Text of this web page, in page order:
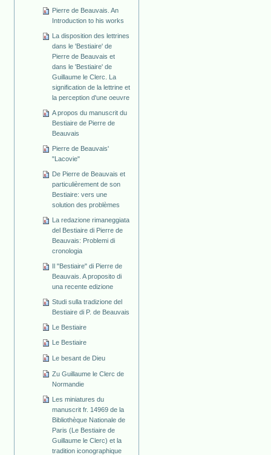
Pierre de Beauvais. An
Introduction to his works
La disposition des lettrines
dans le 'Bestiaire' de
Pierre de Beauvais et
dans le 'Bestiaire' de
Guillaume le Clerc. La
signification de la lettrine et
la perception d'une oeuvre
A propos du manuscrit du
Bestiaire de Pierre de
Beauvais
Pierre de Beauvais'
"Lacovie"
De Pierre de Beauvais et
particulièrement de son
Bestiaire: vers une
solution des problèmes
La redazione rimaneggiata
del Bestiaire di Pierre de
Beauvais: Problemi di
cronologia
Il "Bestiaire" di Pierre de
Beauvais. A proposito di
una recente edizione
Studi sulla tradizione del
Bestiaire di P. de Beauvais
Le Bestiaire
Le Bestiaire
Le besant de Dieu
Zu Guillaume le Clerc de
Normandie
Les miniatures du
manuscrit fr. 14969 de la
Bibliothèque Nationale de
Paris (Le Bestiaire de
Guillaume le Clerc) et la
tradition iconographique